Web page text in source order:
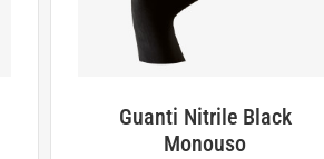
Guanti Nitrile Black
Monouso